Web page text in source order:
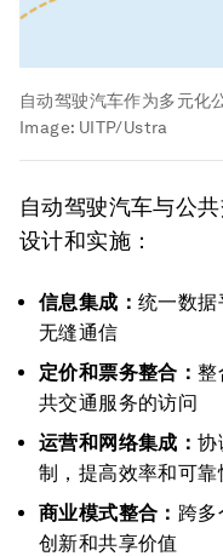
自动驾驶汽车作为多元化
Image: UITP/Ustra
自动驾驶汽车与公
设计和实施：
信息集成： 统一数据
无缝通信
定价和票务整合：整
共交通服务的访问
运营和网络集成：协
制，提高效率和可靠
商业模式整合： 跨
创新和共享价值